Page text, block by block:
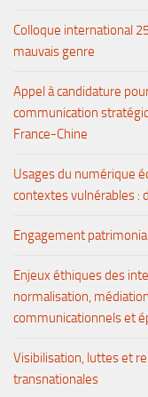
Colloque international
mauvais genre
Appel à candidature
communication
France-Chine
Usages du numérique
contextes vulnérables :
Engagement
Enjeux éthiques des
normalisation,
communicationnels et
Visibilisation, luttes et
transnationales